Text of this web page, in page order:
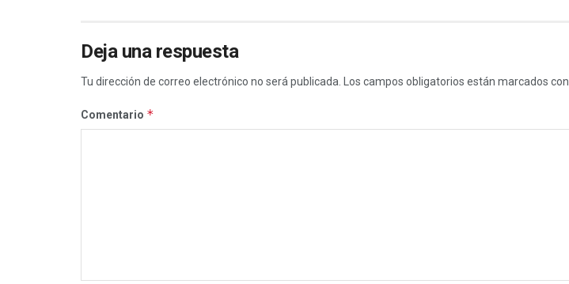
Deja una respuesta
Tu dirección de correo electrónico no será publicada. Los campos obligatorios están marcados con
Comentario *